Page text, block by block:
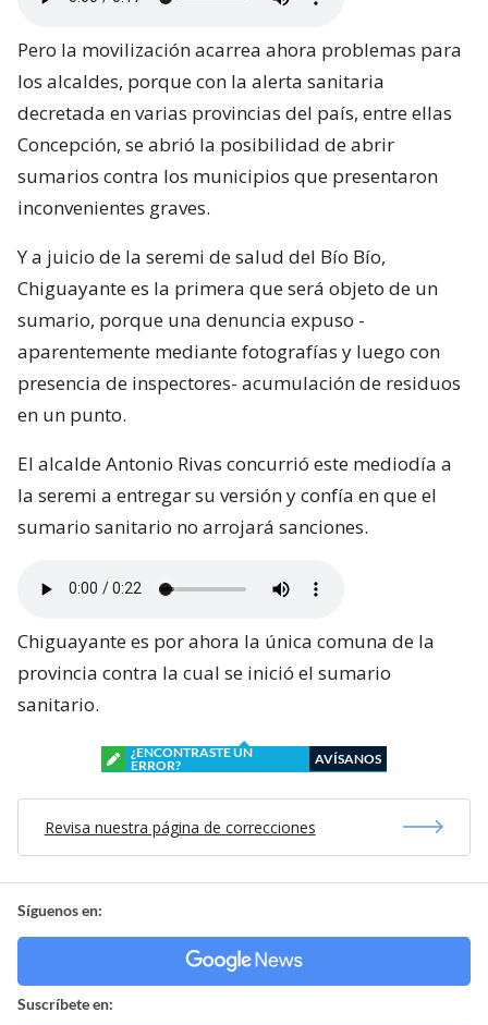
Pero la movilización acarrea ahora problemas para
los alcaldes, porque con la alerta sanitaria
decretada en varias provincias del país, entre ellas
Concepción, se abrió la posibilidad de abrir
sumarios contra los municipios que presentaron
inconvenientes graves.
Y a juicio de la seremi de salud del Bío Bío,
Chiguayante es la primera que será objeto de un
sumario, porque una denuncia expuso -
aparentemente mediante fotografías y luego con
presencia de inspectores- acumulación de residuos
en un punto.
El alcalde Antonio Rivas concurrió este mediodía a
la seremi a entregar su versión y confía en que el
sumario sanitario no arrojará sanciones.
Chiguayante es por ahora la única comuna de la
provincia contra la cual se inició el sumario
sanitario.
¿ENCONTRASTE UN
ERROR?
AVÍSANOS
Revisa nuestra página de correcciones
Síguenos en:
Suscríbete en: